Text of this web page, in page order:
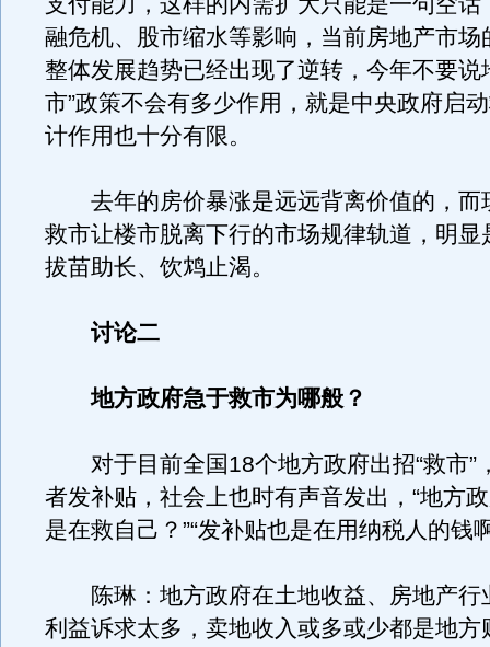
融危机、股市缩水等影响，当前房地产市场
整体发展趋势已经出现了逆转，今年不要说
市”政策不会有多少作用，就是中央政府启
计作用也十分有限。
去年的房价暴涨是远远背离价值的，而
救市让楼市脱离下行的市场规律轨道，明显
拔苗助长、饮鸩止渴。
讨论二
地方政府急于救市为哪般？
对于目前全国18个地方政府出招“救市”
者发补贴，社会上也时有声音发出，“地方
是在救自己？”“发补贴也是在用纳税人的钱
陈琳：地方政府在土地收益、房地产行
利益诉求太多，卖地收入或多或少都是地方